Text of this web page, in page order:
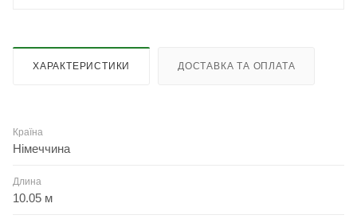
ХАРАКТЕРИСТИКИ ДОСТАВКА ТА ОПЛАТА
Країна
Німеччина
Длина
10.05 м